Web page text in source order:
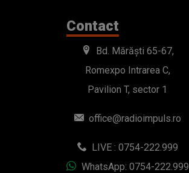
Contact
Bd. Mărăști 65-67,
Romexpo Intrarea C,
Pavilion T, sector 1
office@radioimpuls.ro
LIVE : 0754-222.999
WhatsApp: 0754-222.999